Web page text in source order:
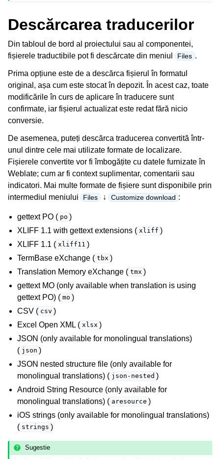
navigation of Formate de fișiere acceptate
navigation of Instrucțiuni de configurare
Descărcarea traducerilor
Din tabloul de bord al proiectului sau al componentei,
fișierele traductibile pot fi descărcate din meniul
Files .
Prima opțiune este de a descărca fișierul în formatul
original, așa cum este stocat în depozit. În acest caz, toate
modificările în curs de aplicare în traducere sunt
confirmate, iar fișierul actualizat este redat fără nicio
conversie.
De asemenea, puteți descărca traducerea convertită într-
unul dintre cele mai utilizate formate de localizare.
Fișierele convertite vor fi îmbogățite cu datele furnizate în
Weblate; cum ar fi context suplimentar, comentarii sau
indicatori. Mai multe formate de fișiere sunt disponibile prin
intermediul meniului
Files ↓ Customize download :
gettext PO ( po )
XLIFF 1.1 with gettext extensions ( xliff )
XLIFF 1.1 ( xliff11 )
TermBase eXchange ( tbx )
Translation Memory eXchange ( tmx )
gettext MO (only available when translation is using
gettext PO) ( mo )
CSV ( csv )
Excel Open XML ( xlsx )
JSON (only available for monolingual translations)
( json )
JSON nested structure file (only available for
monolingual translations) ( json-nested )
Android String Resource (only available for
monolingual translations) ( aresource )
iOS strings (only available for monolingual translations)
( strings )
Sugestie